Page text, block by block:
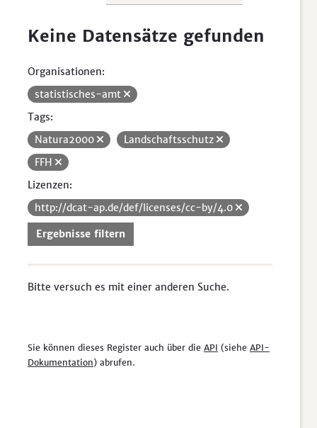
Keine Datensätze gefunden
Organisationen:
statistisches-amt
Tags:
Natura2000
Landschaftsschutz
FFH
Lizenzen:
http://dcat-ap.de/def/licenses/cc-by/4.0
Ergebnisse filtern
Bitte versuch es mit einer anderen Suche.
Sie können dieses Register auch über die API (siehe API-
Dokumentation) abrufen.